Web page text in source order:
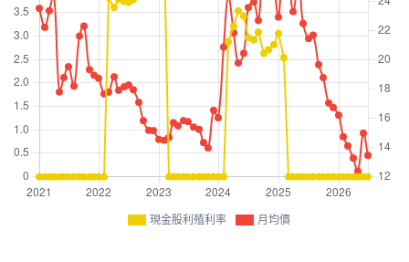
現金股利殖利率 月均價